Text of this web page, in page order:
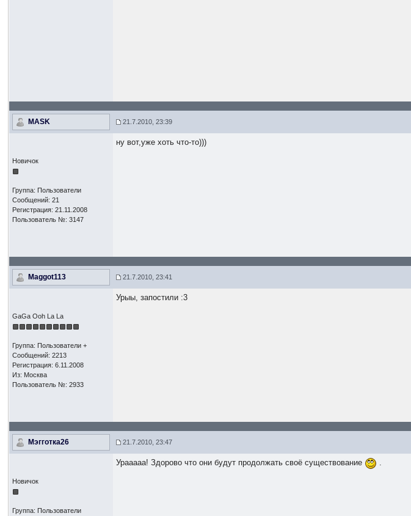
MASK 21.7.2010, 23:39
Новичок
Группа: Пользователи
Сообщений: 21
Регистрация: 21.11.2008
Пользователь №: 3147
ну вот,уже хоть что-то)))
Maggot113 21.7.2010, 23:41
GaGa Ooh La La
Группа: Пользователи +
Сообщений: 2213
Регистрация: 6.11.2008
Из: Москва
Пользователь №: 2933
Урыы, запостили :3
Мэгготка26 21.7.2010, 23:47
Новичок
Группа: Пользователи
Урааааа! Здорово что они будут продолжать своё существование .